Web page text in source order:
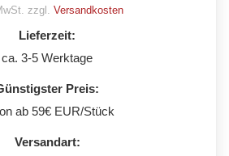
zzgl. Versandkosten
Lieferzeit:
ca. 3-5 Werktage
Preis:
ab 59€ EUR/Stück
Versandart: